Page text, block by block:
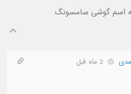
به اسم گوشی سامسونگ